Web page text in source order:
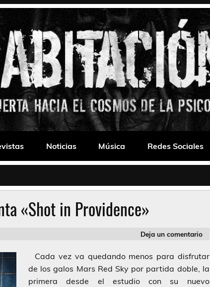
Noticias Música Redes Sociales
«Shot in Providence»
Deja un comentario
Cada vez va quedando menos para disfrutar
de los galos Mars Red Sky por partida doble, la
primera desde el estudio con su nuevo